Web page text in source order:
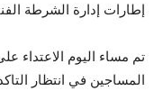
إطارات إدارة الشرطة
تم مساء اليوم الاعتداء
المساجين في انتظار